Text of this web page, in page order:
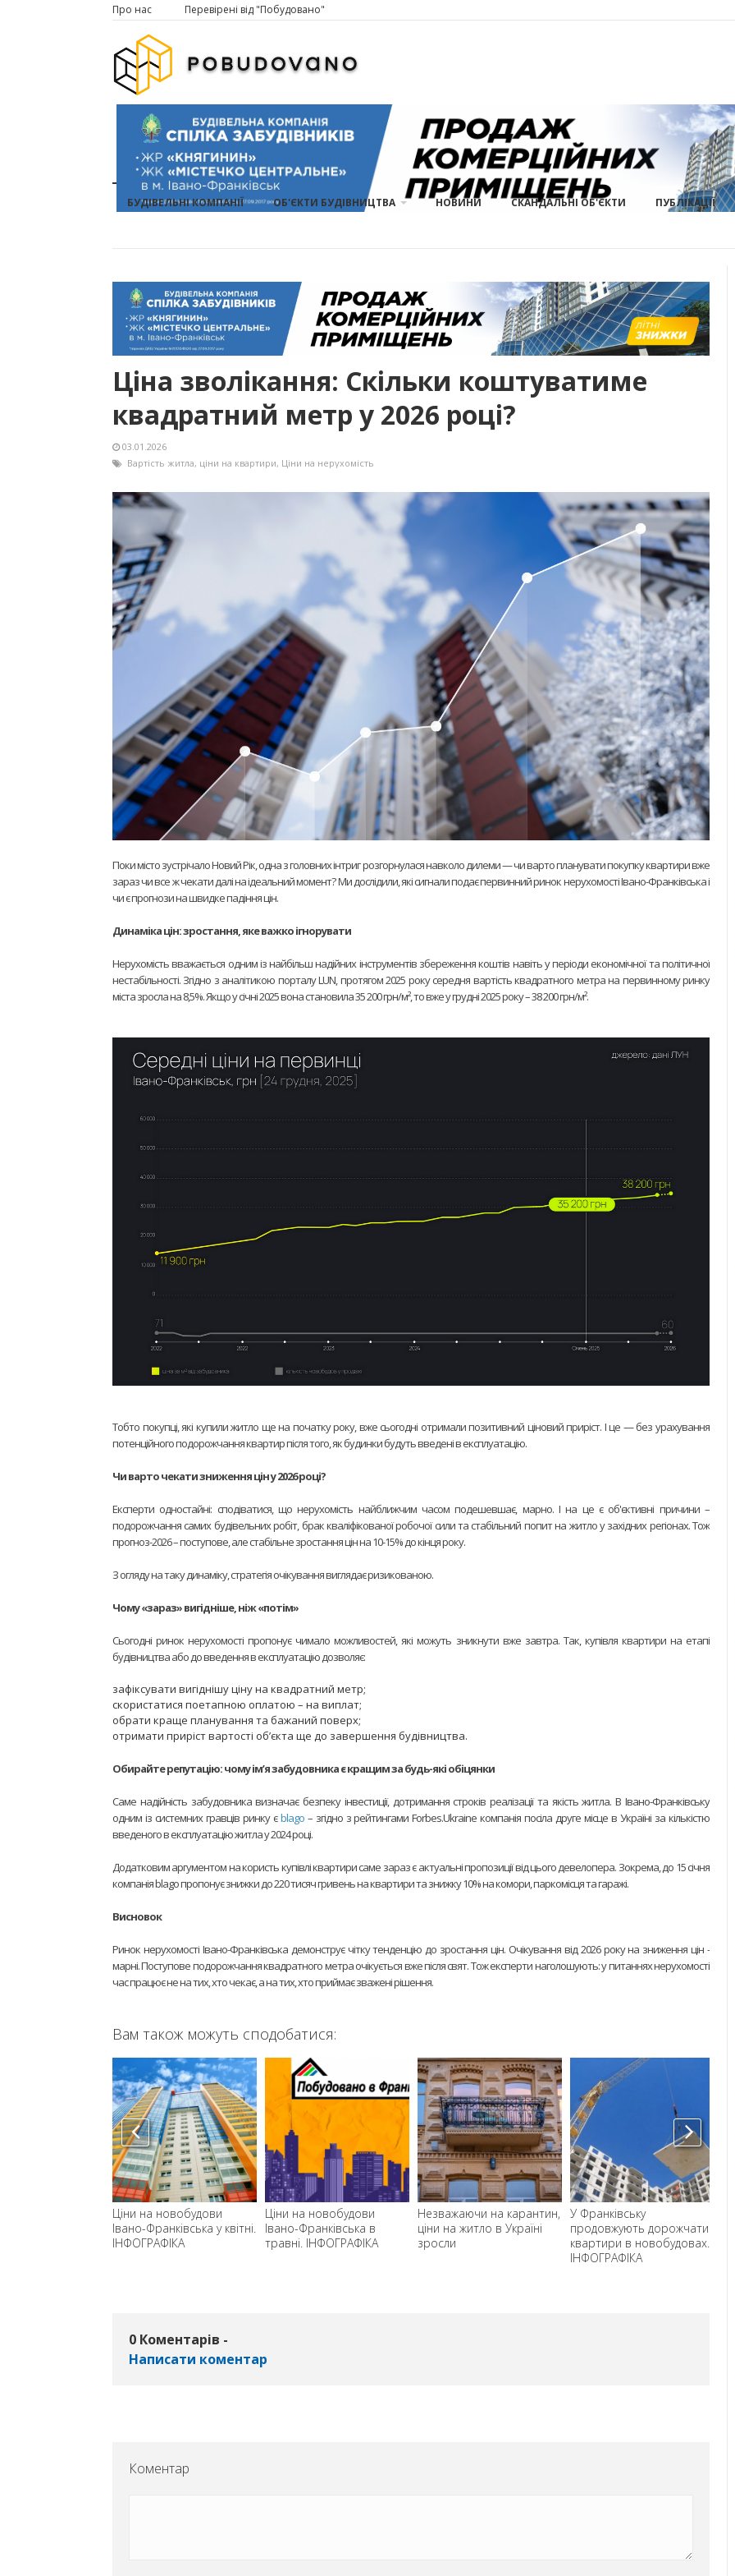
Про нас Перевірені від "Побудовано"
БУДІВЕЛЬНІ КОМПАНІЇ ОБ'ЄКТИ БУДІВНИЦТВА НОВИНИ СКАНДАЛЬНІ ОБ'ЄКТИ ПУБЛІКАЦІЇ
Ціна зволікання: Скільки коштуватиме
квадратний метр у 2026 році?
03.01.2026
Вартість житла, ціни на квартири, Ціни на нерухомість
Поки місто зустрічало Новий Рік, одна з головних інтриг розгорнулася навколо дилеми — чи варто планувати покупку квартири вже
зараз чи все ж чекати далі на ідеальний момент? Ми дослідили, які сигнали подає первинний ринок нерухомості Івано-Франківська і
чи є прогнози на швидке падіння цін.
Динаміка цін: зростання, яке важко ігнорувати
Нерухомість вважається одним із найбільш надійних інструментів збереження коштів навіть у періоди економічної та політичної
нестабільності. Згідно з аналітикою порталу LUN, протягом 2025 року середня вартість квадратного метра на первинному ринку
міста зросла на 8,5%. Якщо у січні 2025 вона становила 35 200 грн/м², то вже у грудні 2025 року – 38 200 грн/м².
Тобто покупці, які купили житло ще на початку року, вже сьогодні отримали позитивний ціновий приріст. І це — без урахування
потенційного подорожчання квартир після того, як будинки будуть введені в експлуатацію.
Чи варто чекати зниження цін у 2026 році?
Експерти одностайні: сподіватися, що нерухомість найближчим часом подешевшає, марно. І на це є об'єктивні причини –
подорожчання самих будівельних робіт, брак кваліфікованої робочої сили та стабільний попит на житло у західних регіонах. Тож
прогноз-2026 – поступове, але стабільне зростання цін на 10-15% до кінця року.
З огляду на таку динаміку, стратегія очікування виглядає ризикованою.
Чому «зараз» вигідніше, ніж «потім»
Сьогодні ринок нерухомості пропонує чимало можливостей, які можуть зникнути вже завтра. Так, купівля квартири на етапі
будівництва або до введення в експлуатацію дозволяє:
зафіксувати вигіднішу ціну на квадратний метр;
скористатися поетапною оплатою – на виплат;
обрати краще планування та бажаний поверх;
отримати приріст вартості об’єкта ще до завершення будівництва.
Обирайте репутацію: чому ім’я забудовника є кращим за будь-які обіцянки
Саме надійність забудовника визначає безпеку інвестиції, дотримання строків реалізації та якість житла. В Івано-Франківську
одним із системних гравців ринку єblago– згідно з рейтингами Forbes.Ukraine компанія посіла друге місце в Україні за кількістю
введеного в експлуатацію житла у 2024 році.
Додатковим аргументом на користь купівлі квартири саме зараз є актуальні пропозиції від цього девелопера. Зокрема, до 15 січня
компанія blago пропонує знижки до 220 тисяч гривень на квартири та знижку 10% на комори, паркомісця та гаражі.
Висновок
Ринок нерухомості Івано-Франківська демонструє чітку тенденцію до зростання цін. Очікування від 2026 року на зниження цін -
марні. Поступове подорожчання квадратного метра очікується вже після свят. Тож експерти наголошують: у питаннях нерухомості
час працює не на тих, хто чекає, а на тих, хто приймає зважені рішення.
Вам також можуть сподобатися:
Ціни на новобудови
Івано-Франківська у квітні.
ІНФОГРАФІКА
Ціни на новобудови
Івано-Франківська в
травні. ІНФОГРАФІКА
Незважаючи на карантин,
ціни на житло в Україні
зросли
У Франківську
продовжують дорожчати
квартири в новобудовах.
ІНФОГРАФІКА
0 Коментарів -
Написати коментар
Коментар